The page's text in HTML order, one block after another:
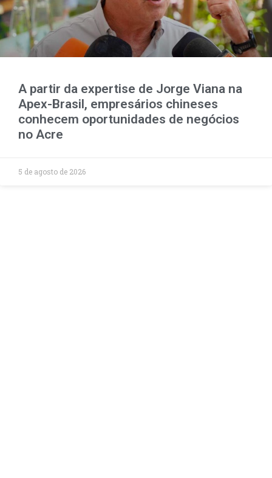
A partir da expertise de Jorge Viana na
Apex-Brasil, empresários chineses
conhecem oportunidades de negócios
no Acre
5 de agosto de 2026